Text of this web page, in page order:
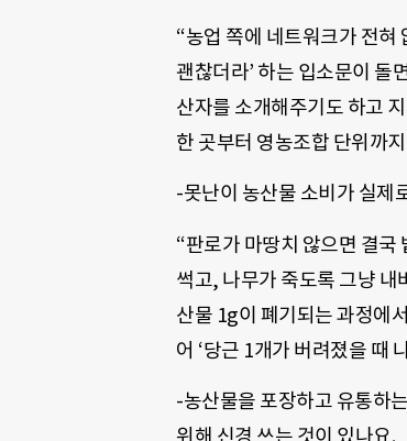
“농업 쪽에 네트워크가 전혀
괜찮더라’ 하는 입소문이 돌
산자를 소개해주기도 하고
한 곳부터 영농조합 단위까
-못난이 농산물 소비가 실제
“판로가 마땅치 않으면 결국
썩고, 나무가 죽도록 그냥 내
산물 1g이 폐기되는 과정에
어 ‘당근 1개가 버려졌을 때
-농산물을 포장하고 유통하